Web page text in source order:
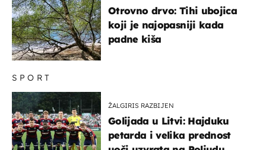
SPORT
ŽALGIRIS RAZBIJEN
Golijada u Litvi: Hajduku
petarda i velika prednost
Otrovno drvo: Tihi ubojica
koji je najopasniji kada
padne kiša